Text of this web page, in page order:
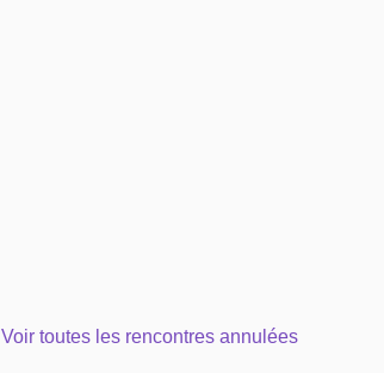
Voir toutes les rencontres annulées